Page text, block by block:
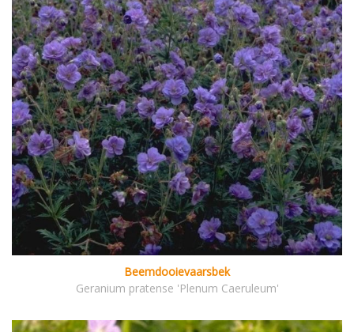
Beemdooievaarsbek
Geranium pratense 'Plenum Caeruleum'